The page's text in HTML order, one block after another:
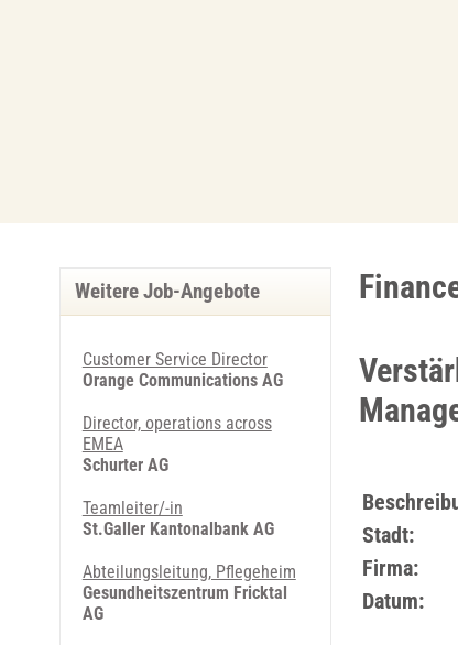
Stadt:
Firma:
Datum:
Weitere Job-Angebote
Customer Service Director
Orange Communications AG
Director, operations across
EMEA
Schurter AG
Teamleiter/-in
St.Galler Kantonalbank AG
Abteilungsleitung, Pflegeheim
Gesundheitszentrum Fricktal
AG